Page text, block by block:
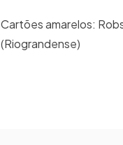
Cartões amarelos:
(Riograndense)